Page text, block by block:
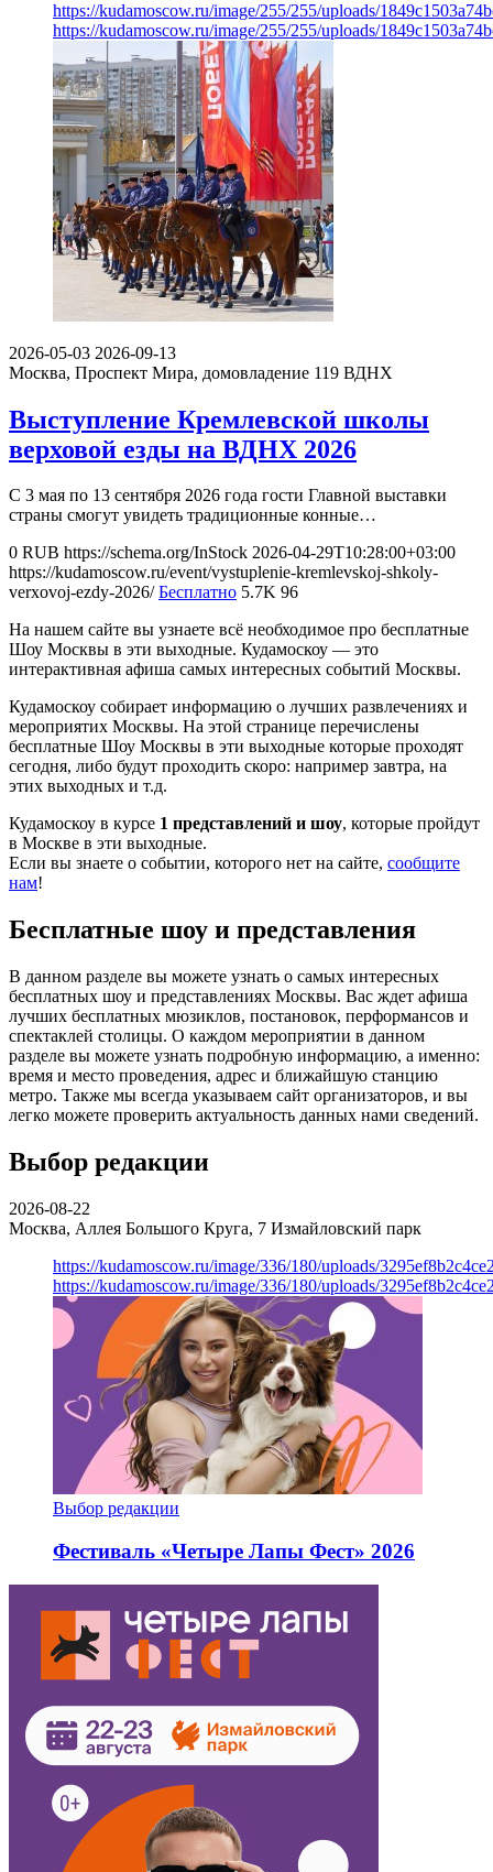
https://kudamoscow.ru/image/255/255/uploads/
https://kudamoscow.ru/image/255/255/uploads/
2026-05-03 2026-09-13
Москва, Проспект Мира, домовладение 119 ВДНХ
Выступление Кремлевской школы
верховой езды на ВДНХ 2026
С 3 мая по 13 сентября 2026 года гости Главной выставки
страны смогут увидеть традиционные конные…
0 RUB https://schema.org/InStock 2026-04-29T10:28:00+03:00
https://kudamoscow.ru/event/vystuplenie-kremlevskoj-shkoly-
verxovoj-ezdy-2026/ Бесплатно 5.7K 96
На нашем сайте вы узнаете всё необходимое про бесплатные
Шоу Москвы в эти выходные. Кудамоскоу — это
интерактивная афиша самых интересных событий Москвы.
Кудамоскоу собирает информацию о лучших развлечениях и
мероприятих Москвы. На этой странице перечислены
бесплатные Шоу Москвы в эти выходные которые проходят
сегодня, либо будут проходить скоро: например завтра, на
этих выходных и т.д.
Кудамоскоу в курсе 1 представлений и шоу, которые пройдут
в Москве в эти выходные.
Если вы знаете о событии, которого нет на сайте, сообщите
нам!
Бесплатные шоу и представления
В данном разделе вы можете узнать о самых интересных
бесплатных шоу и представлениях Москвы. Вас ждет афиша
лучших бесплатных мюзиклов, постановок, перформансов и
спектаклей столицы. О каждом мероприятии в данном
разделе вы можете узнать подробную информацию, а именно:
время и место проведения, адрес и ближайшую станцию
метро. Также мы всегда указываем сайт организаторов, и вы
легко можете проверить актуальность данных нами сведений.
Выбор редакции
2026-08-22
Москва, Аллея Большого Круга, 7 Измайловский парк
https://kudamoscow.ru/image/336/180/uploads/
https://kudamoscow.ru/image/336/180/uploads/
Выбор редакции
Фестиваль «Четыре Лапы Фест» 2026